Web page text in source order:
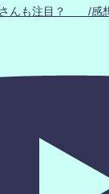
さんも注目？ /感